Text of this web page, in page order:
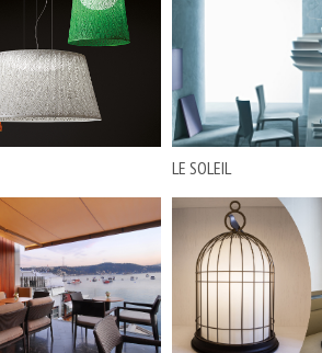
LE SOLEIL